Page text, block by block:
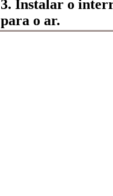
3. Instalar o
para o ar.